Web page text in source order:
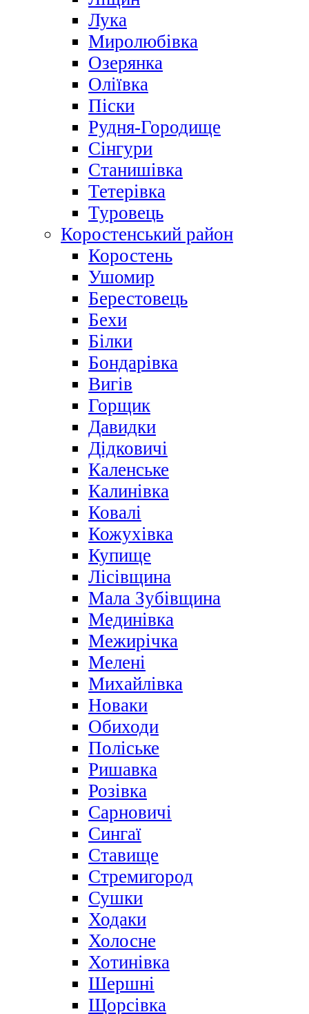
Лука
Миролюбівка
Озерянка
Оліївка
Піски
Рудня-Городище
Сінгури
Станишівка
Тетерівка
Туровець
Коростенський район
Коростень
Ушомир
Берестовець
Бехи
Білки
Бондарівка
Вигів
Горщик
Давидки
Дідковичі
Каленське
Калинівка
Ковалі
Кожухівка
Купище
Лісівщина
Мала Зубівщина
Мединівка
Межирічка
Мелені
Михайлівка
Новаки
Обиходи
Поліське
Ришавка
Розівка
Сарновичі
Сингаї
Ставище
Стремигород
Сушки
Ходаки
Холосне
Хотинівка
Шершні
Щорсівка